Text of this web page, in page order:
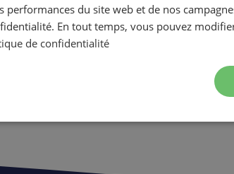
arrow_forward
performances du site web et de nos
En tout temps, vous pouvez
de confidentialité